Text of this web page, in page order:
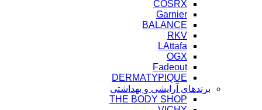
COSRX
Garnier
BALANCE
RKV
LAttafa
OGX
Fadeout
DERMATYPIQUE
برندهای آرایشی و بهداشتی
THE BODY SHOP